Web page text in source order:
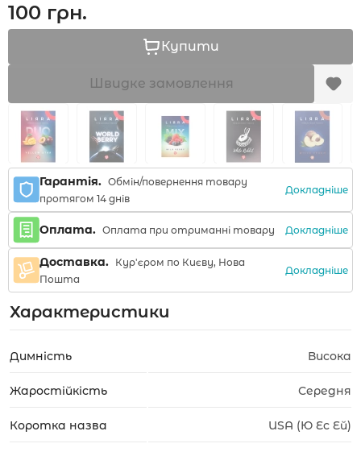
100 грн.
Купити
Швидке замовлення
Гарантія. Обмін/повернення товару
протягом 14 днів
Докладніше
Оплата. Оплата при отриманні товару Докладніше
Доставка. Кур'єром по Києву, Нова
Пошта
Докладніше
Характеристики
Димність Висока
Жаростійкість Середня
Коротка назва USA (Ю Ес Ей)